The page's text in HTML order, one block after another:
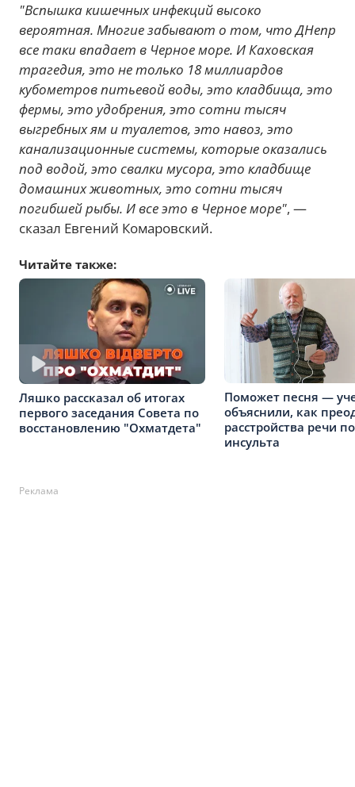
"Вспышка кишечных инфекций высоко
вероятная. Многие забывают о том, что ДНепр
все таки впадает в Черное море. И Каховская
трагедия, это не только 18 миллиардов
кубометров питьевой воды, это кладбища, это
фермы, это удобрения, это сотни тысяч
выгребных ям и туалетов, это навоз, это
канализационные системы, которые оказались
под водой, это свалки мусора, это кладбище
домашних животных, это сотни тысяч
погибшей рыбы. И все это в Черное море", —
сказал Евгений Комаровский.
Читайте также:
Ляшко рассказал об итогах
первого заседания Совета по
восстановлению "Охматдета"
Поможет песня —
объяснили, как
расстройства речи
инсульта
Реклама